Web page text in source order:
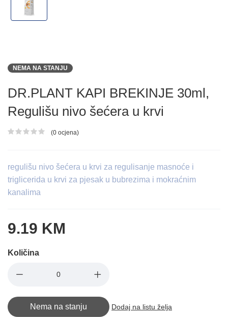
NEMA NA STANJU
DR.PLANT KAPI BREKINJE 30ml,
Regulišu nivo šećera u krvi
Ocjena proizvoda
(0 ocjena)
regulišu nivo šećera u krvi za regulisanje masnoće i
triglicerida u krvi za pjesak u bubrezima i mokraćnim
kanalima
9.19 KM
Količina
Nema na stanju Dodaj na listu želja